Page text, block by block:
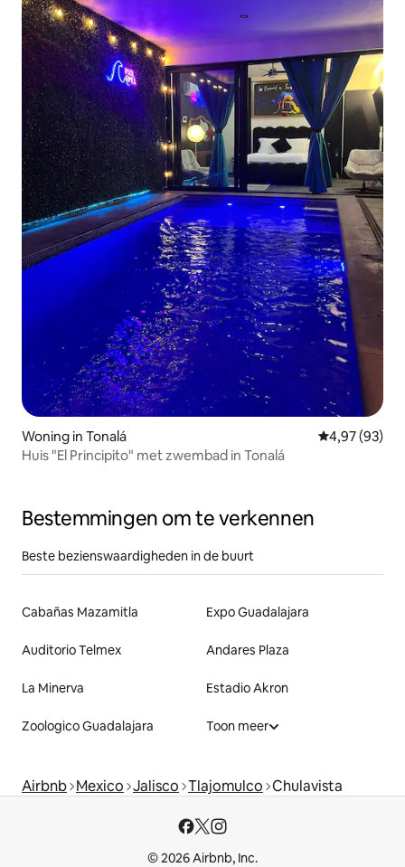
Woning in Tonalá Gemiddelde
4,97 (93)
Huis "El Principito" met zwembad in Tonalá
Bestemmingen om te verkennen
Beste bezienswaardigheden in de buurt
Cabañas Mazamitla Expo Guadalajara
Auditorio Telmex Andares Plaza
La Minerva Estadio Akron
Zoologico Guadalajara Toon meer
Airbnb Mexico Jalisco Tlajomulco Chulavista
© 2026 Airbnb, Inc.